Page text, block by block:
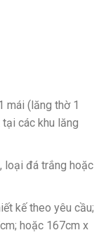
mái (lăng thờ 1
các khu lăng
loại đá trắng hoặc
kế theo yêu cầu;
hoặc 167cm x